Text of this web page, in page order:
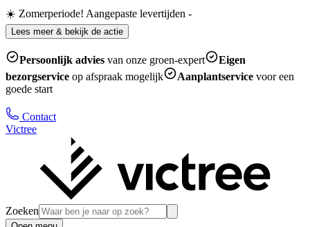
☀️ Zomerperiode! Aangepaste levertijden -
Lees meer & bekijk de actie
Persoonlijk advies van onze groen-expert
Eigen
bezorgservice op afspraak mogelijk Aanplantservice voor een
goede start
Contact
Victree
Zoeken